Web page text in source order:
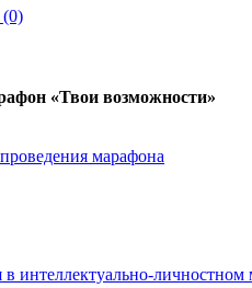
(0)
«Твои возможности»
марафона
в интеллектуально-